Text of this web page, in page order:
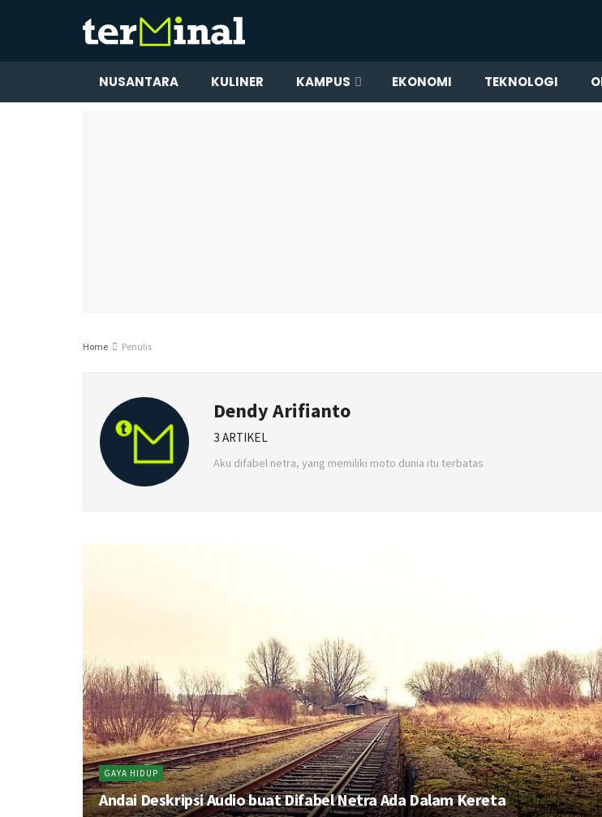
NUSANTARA KULINER KAMPUS EKONOMI TEKNOLOGI
Home Penulis
Dendy Arifianto
3 ARTIKEL
Aku difabel netra, yang memiliki moto dunia itu terbatas
GAYA HIDUP
Andai Deskripsi Audio buat Difabel Netra Ada Dalam Kereta